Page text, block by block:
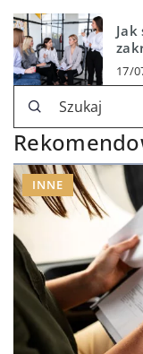
17/
INNE